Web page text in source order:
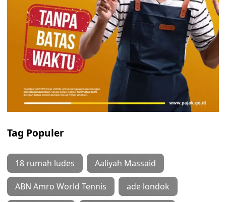
Tag Populer
18 rumah ludes Aaliyah Massaid
ABN Amro World Tennis ade londok